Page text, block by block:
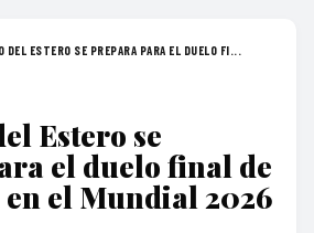
DEL ESTERO SE PREPARA PARA EL DUELO FI...
Estero se
el duelo final de
el Mundial 2026